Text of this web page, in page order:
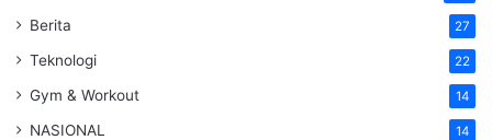
Berita 27
Teknologi 22
Gym & Workout 14
NASIONAL 14